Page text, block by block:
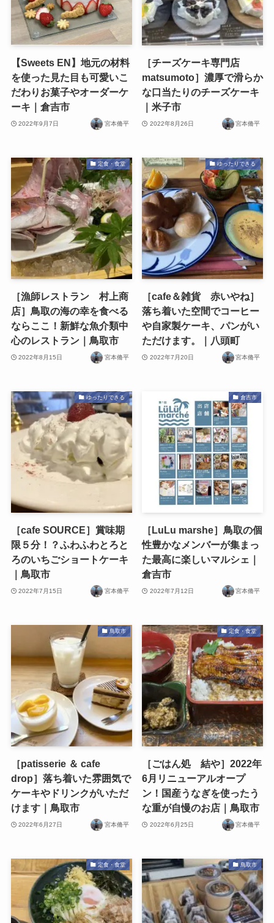
【Sweets EN】地元の材料
を使った見た目も可愛いこ
だわりお菓子やオーダーケ
ーキ｜倉吉市
2022年9月7日 宮本脩平
［チーズケーキ専門店
matsumoto］濃厚で滑らか
な口当たりのチーズケーキ
｜米子市
2022年8月26日 宮本脩平
定食・食堂
［漁師レストラン 村上商
店］鳥取の海の幸を食べる
ならここ！新鮮な魚介類中
心のレストラン｜鳥取市
2022年8月15日 宮本脩平
ゆったりできる
［cafe＆雑貨 赤いやね］
落ち着いた空間でコーヒー
や自家製ケーキ、パンがい
ただけます。｜八頭町
2022年7月20日 宮本脩平
ゆったりできる
［cafe SOURCE］賞味期
限５分！？ふわふわとろと
ろのいちごショートケーキ
｜鳥取市
2022年7月15日 宮本脩平
倉吉市
［LuLu marshe］鳥取の個
性豊かなメンバーが集まっ
た最高に楽しいマルシェ｜
倉吉市
2022年7月12日 宮本脩平
鳥取市
［patisserie ＆ cafe
drop］落ち着いた雰囲気で
ケーキやドリンクがいただ
けます｜鳥取市
2022年6月27日 宮本脩平
定食・食堂
［ごはん処 結や］2022年
6月リニューアルオープ
ン！国産うなぎを使ったう
な重が自慢のお店｜鳥取市
2022年6月25日 宮本脩平
定食・食堂 鳥取市